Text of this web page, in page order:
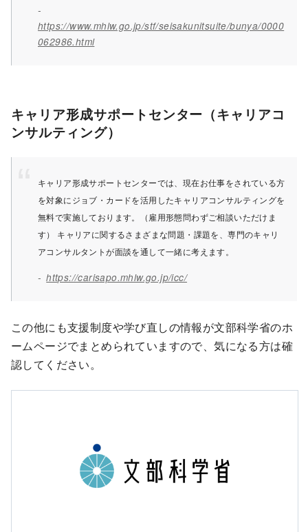
https://www.mhlw.go.jp/stf/seisakunitsuite/bunya/0000
062986.html
キャリア形成サポートセンター（キャリアコ
ンサルティング）
キャリア形成サポートセンターでは、現在お仕事をされている方
を対象にジョブ・カードを活用したキャリアコンサルティングを
無料で実施しております。（雇用形態問わずご相談いただけま
す） キャリアに関するさまざまな問題・課題を、専門のキャリ
アコンサルタントが面談を通して一緒に考えます。
https://carisapo.mhlw.go.jp/icc/
この他にも支援制度や学び直しの情報が文部科学省のホ
ームページでまとめられていますので、気になる方は確
認してください。